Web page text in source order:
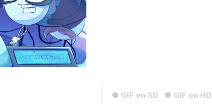
● GIF en SD ● GIF en HD